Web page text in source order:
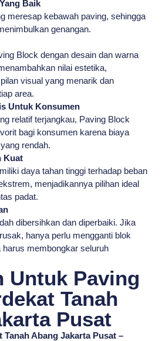
Baik
meresap kebawah paving, sehingga
genangan.
Block dengan desain dan warna
nilai estetika,
visual yang menarik dan
area.
Untuk Konsumen
relatif terjangkau, Paving Block
bagi konsumen karena biaya
rendah.
Kuat
daya tahan tinggi terhadap beban
menjadikannya pilihan ideal
padat.
dibersihkan dan diperbaiki. Jika
hanya perlu mengganti blok
harus membongkar seluruh
Untuk Paving
Tanah
Pusat
Tanah Abang Jakarta Pusat –